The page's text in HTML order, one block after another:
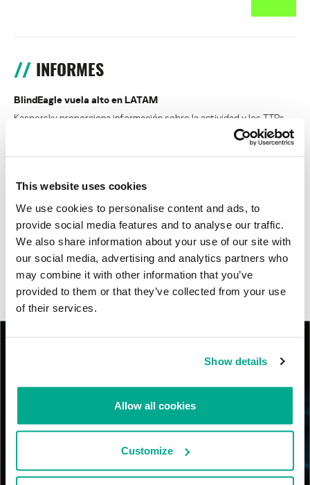
This website uses cookies
We use cookies to personalise content and ads, to
provide social media features and to analyse our traffic.
We also share information about your use of our site with
our social media, advertising and analytics partners who
may combine it with other information that you’ve
provided to them or that they’ve collected from your use
of their services.
Show details
Allow all cookies
Customize
INFORMES
BlindEagle vuela alto en LATAM
Kaspersky proporciona información sobre la actividad y los TTPs
del APT BlindEagle. Grupo que apunta a organizaciones e
individuos en Colombia, Ecuador, Chile, Panamá y otros países de
APT asiáticos modernos
MosaicRegressor: acechando en las sombras de UEFI
RevengeHotels: cibercrimen dirigido a recepciones de hotel
en todo el mundo